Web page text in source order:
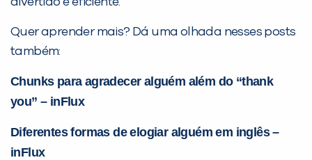
Quer aprender mais? Dá uma olhada nesses posts
também:
Chunks para agradecer alguém além do “thank
you” – inFlux
Diferentes formas de elogiar alguém em inglês –
inFlux